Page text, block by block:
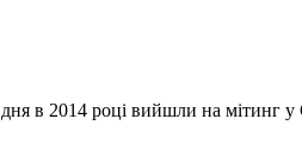
в 2014 році вийшли на мітинг у